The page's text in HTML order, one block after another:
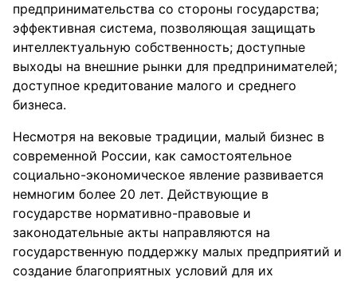
предпринимательства со стороны государства;
эффективная система, позволяющая защищать
интеллектуальную собственность; доступные
выходы на внешние рынки для предпринимателей;
доступное кредитование малого и среднего
бизнеса.
Несмотря на вековые традиции, малый бизнес в
современной России, как самостоятельное
социально-экономическое явление развивается
немногим более 20 лет. Действующие в
государстве нормативно-правовые и
законодательные акты направляются на
государственную поддержку малых предприятий и
создание благоприятных условий для их